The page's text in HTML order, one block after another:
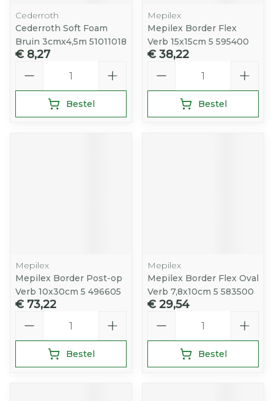
Cederroth
Cederroth Soft Foam
Bruin 3cmx4,5m 51011018
€ 8,27
Bestel
Mepilex
Mepilex Border Flex
Verb 15x15cm 5 595400
€ 38,22
Bestel
Mepilex
Mepilex Border Post-op
Verb 10x30cm 5 496605
€ 73,22
Bestel
Mepilex
Mepilex Border Flex Oval
Verb 7,8x10cm 5 583500
€ 29,54
Bestel